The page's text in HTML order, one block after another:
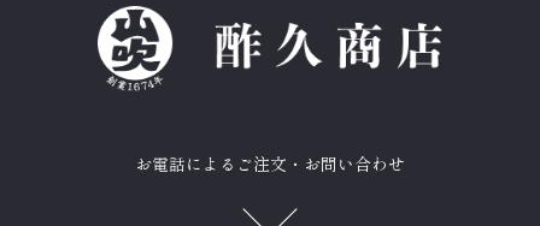
お電話によるご注文・お問い合わせ